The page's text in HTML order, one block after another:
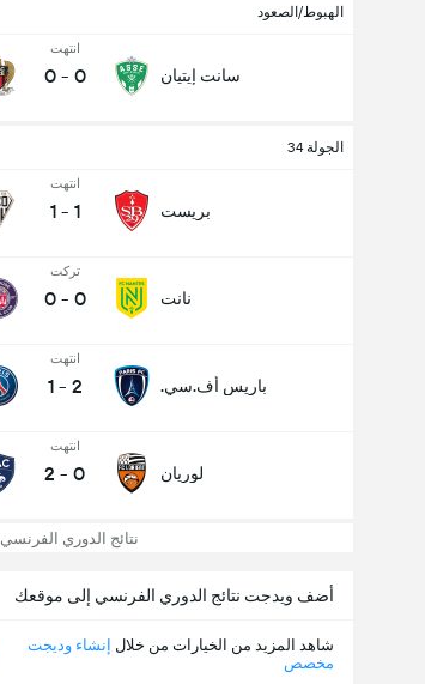
الهبوط/الصعود
سانت إيتيان
انتهت
0
-
0
الجولة 34
بريست
انتهت
1
-
1
نانت
تركت
0
-
0
باريس أف.سي.
انتهت
2
-
1
لوريان
انتهت
0
-
2
نتائج الدوري الفرنسي
أضف ويدجت نتائج الدوري الفرنسي إلى موقعك
شاهد المزيد من الخيارات من خلال إنشاء وديجت
مخصص
عدد الاهداف (2.5)